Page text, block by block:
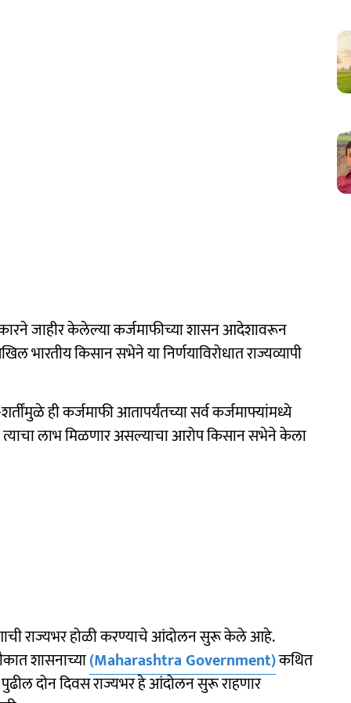
जाहीर केलेल्या कर्जमाफीच्या शासन आदेशावरून
भारतीय किसान सभेने या निर्णयाविरोधात राज्यव्यापी
ही कर्जमाफी आतापर्यंतच्या सर्व कर्जमाफ्यांमध्ये
लाभ मिळणार असल्याचा आरोप किसान सभेने केला
राज्यभर होळी करण्याचे आंदोलन सुरू केले आहे.
शासनाच्या(Maharashtra Government)कथित
दोन दिवस राज्यभर हे आंदोलन सुरू राहणार